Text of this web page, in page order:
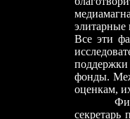
элитарные
Все эти
фонды.
оценкам,